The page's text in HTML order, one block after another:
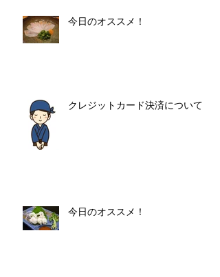
今日のオススメ！
クレジットカード決済について
今日のオススメ！